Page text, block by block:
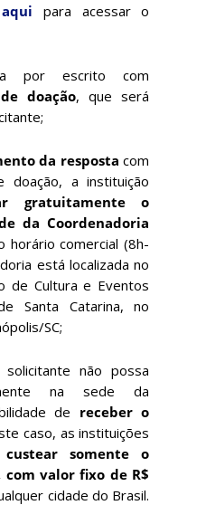
aqui para acessar o
por escrito com
doação, que será
da resposta com
a instituição
gratuitamente o
da Coordenadoria
horário comercial (8h-
está localizada no
de Cultura e Eventos
Santa Catarina, no
SC;
não possa
na sede da
de receber o
caso, as instituições
custear somente o
valor fixo de R$
cidade do Brasil.